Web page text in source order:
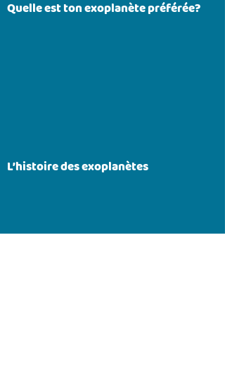
Quelle est ton exoplanète préférée?
L’histoire des exoplanètes